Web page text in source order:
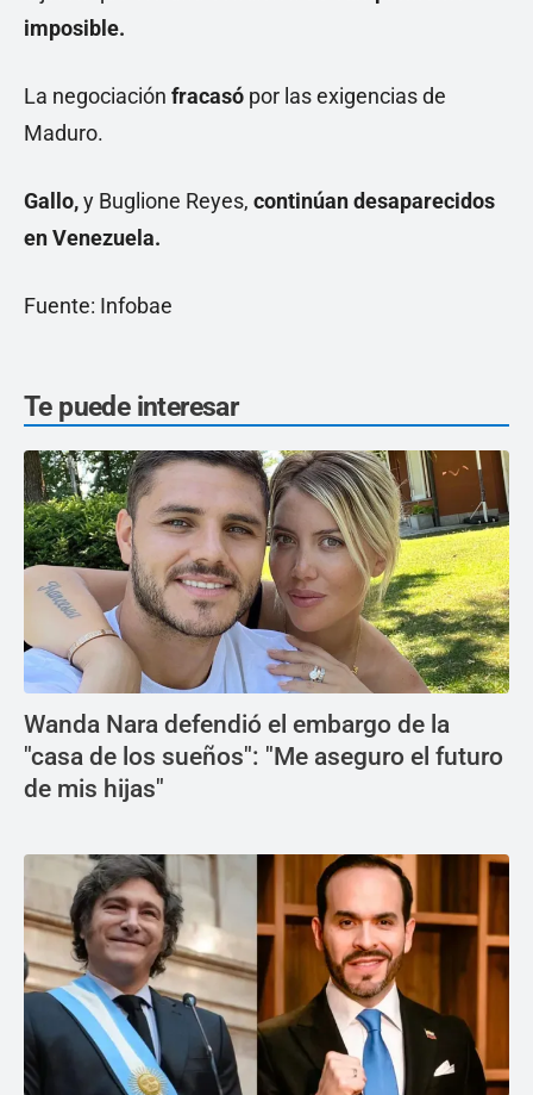
imposible.
La negociación fracasó por las exigencias de
Maduro.
Gallo,y Buglione Reyes, continúan desaparecidos
en Venezuela.
Fuente: Infobae
Te puede interesar
Wanda Nara defendió el embargo de la
"casa de los sueños": "Me aseguro el futuro
de mis hijas"